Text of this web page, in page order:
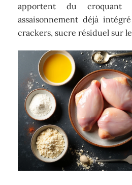
apportent du
assaisonnement déjà
crackers, sucre résiduel sur